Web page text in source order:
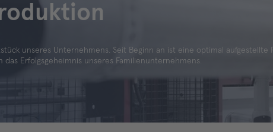
unseres Unternehmens. Seit Beginn an ist eine optimal aufgestellte
Erfolgsgeheimnis unseres Familienunternehmens.